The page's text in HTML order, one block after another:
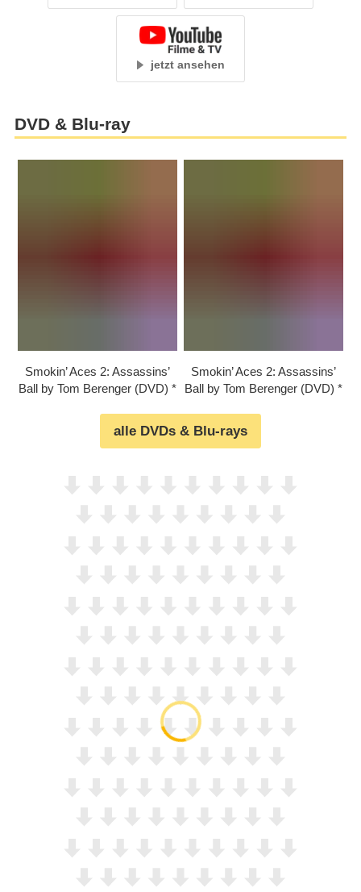
jetzt ansehen
DVD & Blu-ray
Smokin’ Aces 2: Assassins’
Ball by Tom Berenger (DVD)
Smokin’ Aces 2: Assassins’
Ball by Tom Berenger (DVD)
alle DVDs & Blu-rays